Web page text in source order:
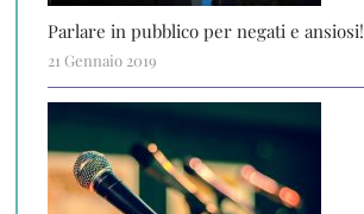
Parlare in pubblico per negati e ansiosi!
21 Gennaio 2019